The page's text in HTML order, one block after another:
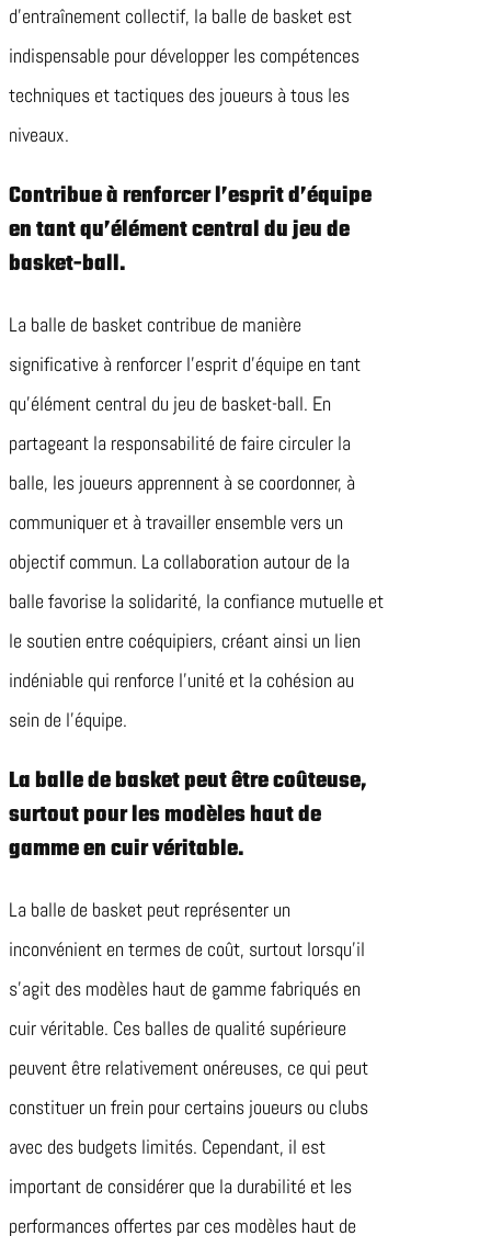
d’entraînement collectif, la balle de basket est
indispensable pour développer les compétences
techniques et tactiques des joueurs à tous les
niveaux.
Contribue à renforcer l’esprit d’équipe
en tant qu’élément central du jeu de
basket-ball.
La balle de basket contribue de manière
significative à renforcer l’esprit d’équipe en tant
qu’élément central du jeu de basket-ball. En
partageant la responsabilité de faire circuler la
balle, les joueurs apprennent à se coordonner, à
communiquer et à travailler ensemble vers un
objectif commun. La collaboration autour de la
balle favorise la solidarité, la confiance mutuelle et
le soutien entre coéquipiers, créant ainsi un lien
indéniable qui renforce l’unité et la cohésion au
sein de l’équipe.
La balle de basket peut être coûteuse,
surtout pour les modèles haut de
gamme en cuir véritable.
La balle de basket peut représenter un
inconvénient en termes de coût, surtout lorsqu’il
s’agit des modèles haut de gamme fabriqués en
cuir véritable. Ces balles de qualité supérieure
peuvent être relativement onéreuses, ce qui peut
constituer un frein pour certains joueurs ou clubs
avec des budgets limités. Cependant, il est
important de considérer que la durabilité et les
performances offertes par ces modèles haut de